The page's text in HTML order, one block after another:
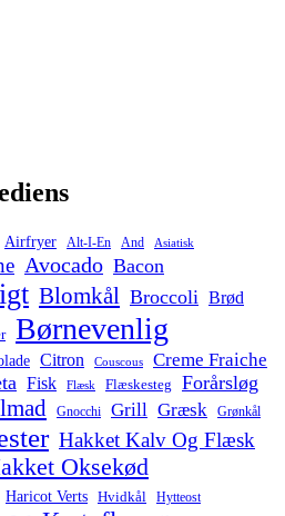
Airfryer Alt-I-En And Asiatisk
Avocado Bacon
Blomkål Broccoli Brød
Børnevenlig
Citron Couscous Creme Fraiche
Fisk Flæsk Flæskesteg Forårsløg
Gnocchi Grill Græsk Grønkål
Hakket Kalv Og Flæsk
Oksekød
Haricot Verts Hvidkål Hytteost